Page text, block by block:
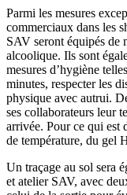
Parmi les mesures
commerciaux dans les
SAV seront équipés de
alcoolique. Ils sont
mesures d’hygiène
minutes, respecter les
physique avec autrui.
ses collaborateurs leur
arrivée. Pour ce qui est
de température, du gel
Un traçage au sol sera
et atelier SAV, avec